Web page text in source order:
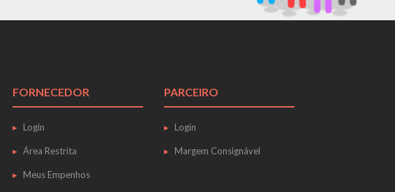
FORNECEDOR
Login
Área Restrita
Meus Empenhos
PARCEIRO
Login
Margem Consignável